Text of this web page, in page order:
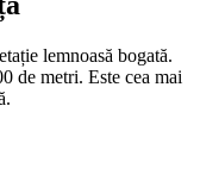
lemnoasă bogată.
de metri. Este cea mai